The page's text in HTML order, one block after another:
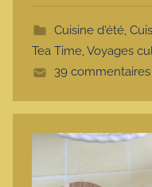
e
Cuisine d'été,
Tea Time,Voyages
39 commentaires